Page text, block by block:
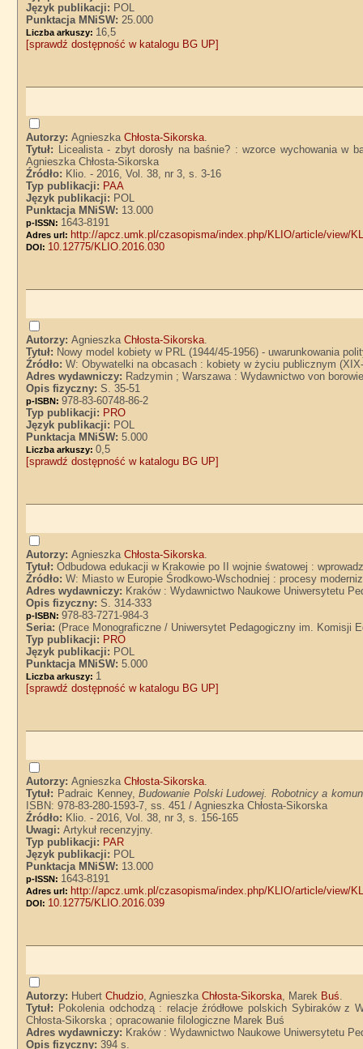
Język publikacji: POL
Punktacja MNiSW:25.000
Liczba arkuszy: 16,5
[sprawdź dostępność w katalogu BG UP]
Autorzy:AgnieszkaChłosta-Sikorska.
Tytuł: Licealista - zbyt dorosły na baśnie? : wzorce wychowania w
Agnieszka Chłosta-Sikorska
Źródło: Klio. - 2016, Vol. 38, nr 3, s. 3-16
Typ publikacji: PAA
Język publikacji: POL
Punktacja MNiSW: 13.000
p-ISSN: 1643-8191
Adres url: http://apcz.umk.pl/czasopisma/index.php/KLIO/article/view/
DOI: 10.12775/KLIO.2016.030
Autorzy:AgnieszkaChłosta-Sikorska.
Tytuł: Nowy model kobiety w PRL (1944/45-1956) - uwarunkowania
Źródło:W: Obywatelki na obcasach : kobiety w życiu publicznym
Adres wydawniczy: Radzymin ; Warszawa : Wydawnictwo von
Opis fizyczny:S. 35-51
p-ISBN:978-83-60748-86-2
Typ publikacji: PRO
Język publikacji: POL
Punktacja MNiSW:5.000
Liczba arkuszy:0,5
[sprawdź dostępność w katalogu BG UP]
Autorzy:AgnieszkaChłosta-Sikorska.
Tytuł:Odbudowa edukacji w Krakowie po II wojnie śwatowej :
Źródło:W: Miasto w Europie Środkowo-Wschodniej : procesy
Adres wydawniczy: Kraków : Wydawnictwo Naukowe Uniwersytetu
Opis fizyczny:S. 314-333
p-ISBN:978-83-7271-984-3
Seria:(Prace Monograficzne / Uniwersytet Pedagogiczny im. Komisji
Typ publikacji: PRO
Język publikacji: POL
Punktacja MNiSW:5.000
Liczba arkuszy: 1
[sprawdź dostępność w katalogu BG UP]
Autorzy:AgnieszkaChłosta-Sikorska.
Tytuł: Padraic Kenney,Budowanie Polski Ludowej. Robotnicy a
ISBN: 978-83-280-1593-7, ss. 451 / Agnieszka Chłosta-Sikorska
Źródło: Klio. - 2016, Vol. 38, nr 3, s. 156-165
Uwagi:Artykuł recenzyjny.
Typ publikacji: PAR
Język publikacji: POL
Punktacja MNiSW: 13.000
p-ISSN: 1643-8191
Adres url: http://apcz.umk.pl/czasopisma/index.php/KLIO/article/view/
DOI: 10.12775/KLIO.2016.039
Autorzy: HubertChudzio, AgnieszkaChłosta-Sikorska, Marek Buś.
Tytuł: Pokolenia odchodzą : relacje źródłowe polskich Sybiraków z
Chłosta-Sikorska ; opracowanie filologiczne Marek Buś
Adres wydawniczy: Kraków : Wydawnictwo Naukowe Uniwersytetu
Opis fizyczny:394 s.